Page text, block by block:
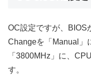
OC設定ですが、BIOS
Changeを「Manual」
「3800MHz」に、
す。